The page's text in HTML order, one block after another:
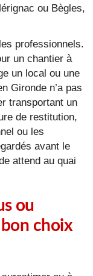
ou Bègles,
professionnels.
un chantier à
un local ou une
Gironde n’a pas
transportant un
de restitution,
ou les
avant le
attend au quai
ou
choix